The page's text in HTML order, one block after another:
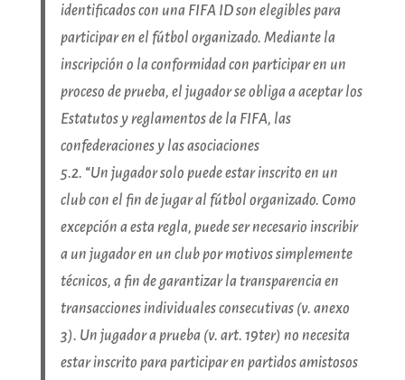
identificados con una FIFA ID son elegibles para
participar en el fútbol organizado. Mediante la
inscripción o la conformidad con participar en un
proceso de prueba, el jugador se obliga a aceptar los
Estatutos y reglamentos de la FIFA, las
confederaciones y las asociaciones
5.2. “Un jugador solo puede estar inscrito en un
club con el fin de jugar al fútbol organizado. Como
excepción a esta regla, puede ser necesario inscribir
a un jugador en un club por motivos simplemente
técnicos, a fin de garantizar la transparencia en
transacciones individuales consecutivas (v. anexo
3). Un jugador a prueba (v. art. 19ter) no necesita
estar inscrito para participar en partidos amistosos